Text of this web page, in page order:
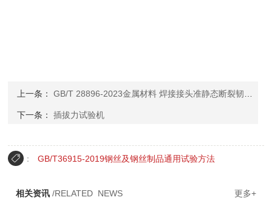
上一条： GB/T 28896-2023金属材料 焊接接头准静态断裂韧度测定的试验方法
下一条： 插拔力试验机
： GB/T36915-2019钢丝及钢丝制品通用试验方法
相关资讯/RELATED NEWS 更多+